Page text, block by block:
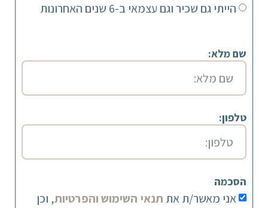
הייתי גם שכיר וגם עצמאי ב-6 שנים האחרונות
שם מלא:
טלפון:
הסכמה
אני מאשר/ת את תנאי השימוש והפרטיות, וכן